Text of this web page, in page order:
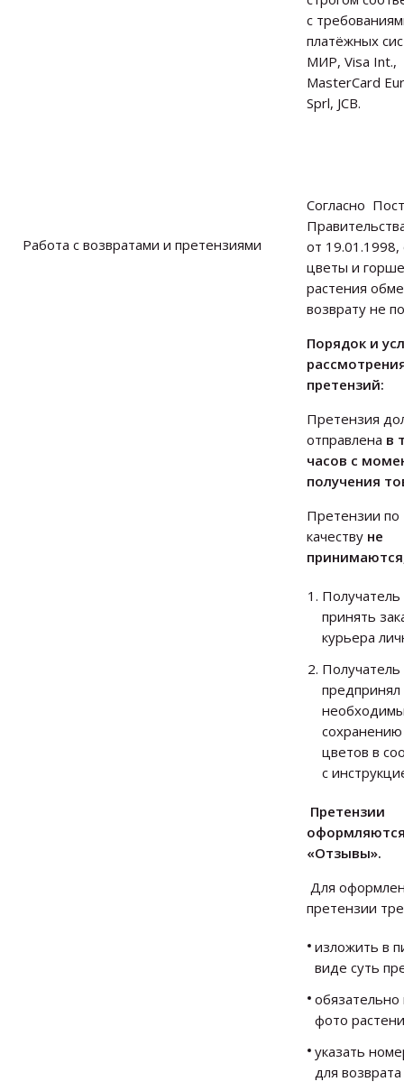
с
платёжных
МИР, Visa Int.,
MasterCard
Sprl, JCB.
Работа с возвратами и претензиями
Согласно
от
цветы и
растения
возврату не
Порядок и
претензий:
Претензия
отправлена в
часов с
получения
Претензии по
качеству не
Получатель
принять
курьера
Получатель
предпринял
цветов в
с
Претензии
«Отзывы».
Для
претензии
изложить в
виде суть
фото
указать
для